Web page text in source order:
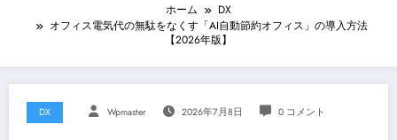
ホーム
DX
オフィス電気代の無駄をなくす「AI自動節約オフィス」の導入方法
【2026年版】
DX Wpmaster 2026年7月8日 0 コメント